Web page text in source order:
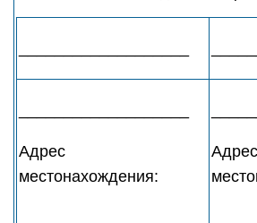
Адрес
местонахождения:
Адрес